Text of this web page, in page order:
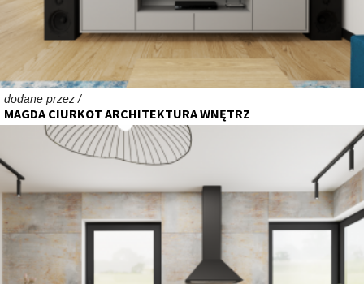
dodane przez /
MAGDA CIURKOT ARCHITEKTURA WNĘTRZ